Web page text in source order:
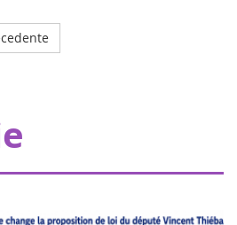
che consente a Pharmavie di
ai piccoli malati di cancro,